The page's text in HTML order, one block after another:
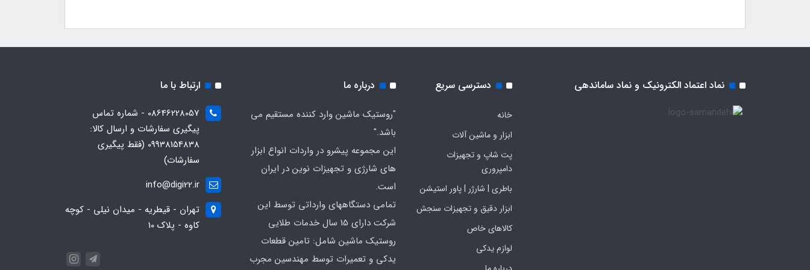
نماد اعتماد الکترونیک و نماد ساماندهی دسترسی سریع
خانه
ابزار و ماشین آلات
پت شاپ و تجهیزات
دامپروری
باطری | شارژر | پاور استیشن
ابزار دقیق و تجهیزات سنجش
کالاهای خاص
لوازم یدکی
درباره ما
"روستیک ماشین وارد کننده مستقیم می
باشد."
این مجموعه پیشرو در واردات انواع ابزار
های شارژی و تجهیزات نوین در ایران
است.
تمامی دستگاههای وارداتی توسط این
شرکت دارای 15 سال خدمات طلایی
روستیک ماشین شامل: تامین قطعات
یدکی و تعمیرات توسط مهندسین مجرب
ارتباط با ما
08646228057 - شماره تماس
پیگیری سفارشات و ارسال کالا:
09938154838 (فقط پیگیری
سفارشات)
info@digi22.ir
تهران - قیطریه - میدان نیلی - کوچه
کاوه - پلاک 10